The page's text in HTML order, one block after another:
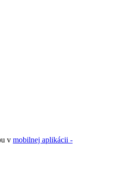
v mobilnej aplikácii -